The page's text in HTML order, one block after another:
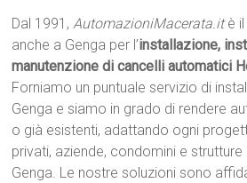
Dal 1991,AutomazioniMacerata.itè il
anche a Genga per l’installazione,
manutenzione di cancelli automatici
Forniamo un puntuale servizio di
Genga e siamo in grado di rendere
o già esistenti, adattando ogni
privati, aziende, condomini e
Genga. Le nostre soluzioni sono